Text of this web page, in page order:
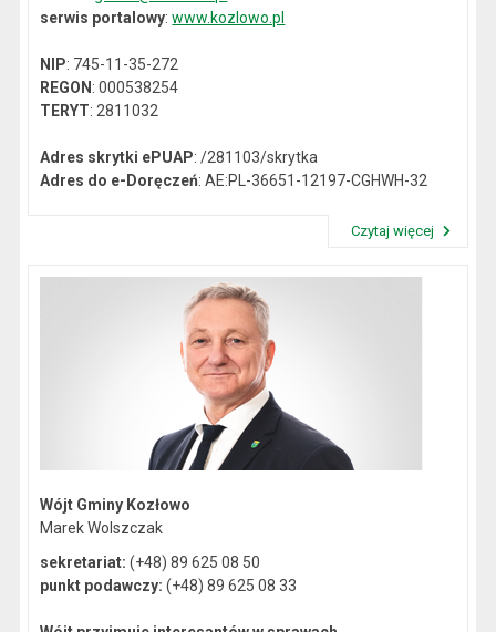
serwis portalowy:www.kozlowo.pl
NIP: 745-11-35-272
REGON: 000538254
TERYT: 2811032
Adres skrytki ePUAP: /281103/skrytka
Adres do e-Doręczeń: AE:PL-36651-12197-CGHWH-32
Czytaj więcej
Wójt Gminy Kozłowo
Marek Wolszczak
sekretariat: (+48) 89 625 08 50
punkt podawczy: (+48) 89 625 08 33